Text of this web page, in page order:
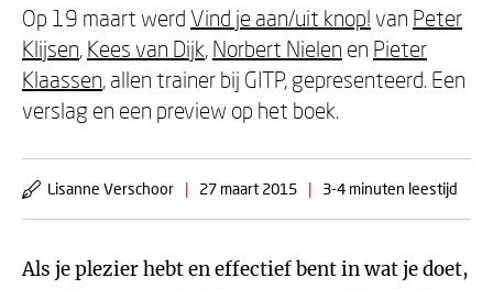
Op 19 maart werd Vind je aan/uit knop! van Peter
Klijsen, Kees van Dijk, Norbert Nielen en Pieter
Klaassen, allen trainer bij GITP, gepresenteerd. Een
verslag en een preview op het boek.
Lisanne Verschoor | 27 maart 2015 | 3-4 minuten leestijd
Als je plezier hebt en effectief bent in wat je doet,